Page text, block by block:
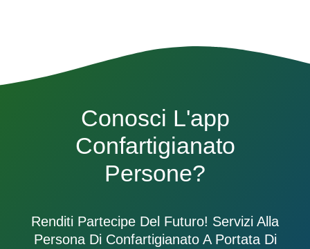
Conosci L'app
Confartigianato
Persone?
Renditi Partecipe Del Futuro! Servizi Alla
Persona Di Confartigianato A Portata Di